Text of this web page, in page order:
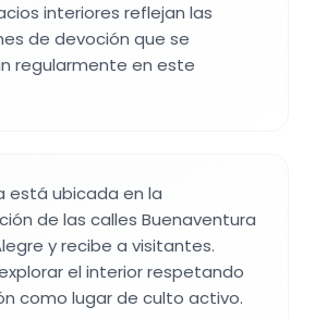
interiores reflejan las
de devoción que se
regularmente en este
está ubicada en la
de las calles Buenaventura
y recibe a visitantes.
el interior respetando
como lugar de culto activo.